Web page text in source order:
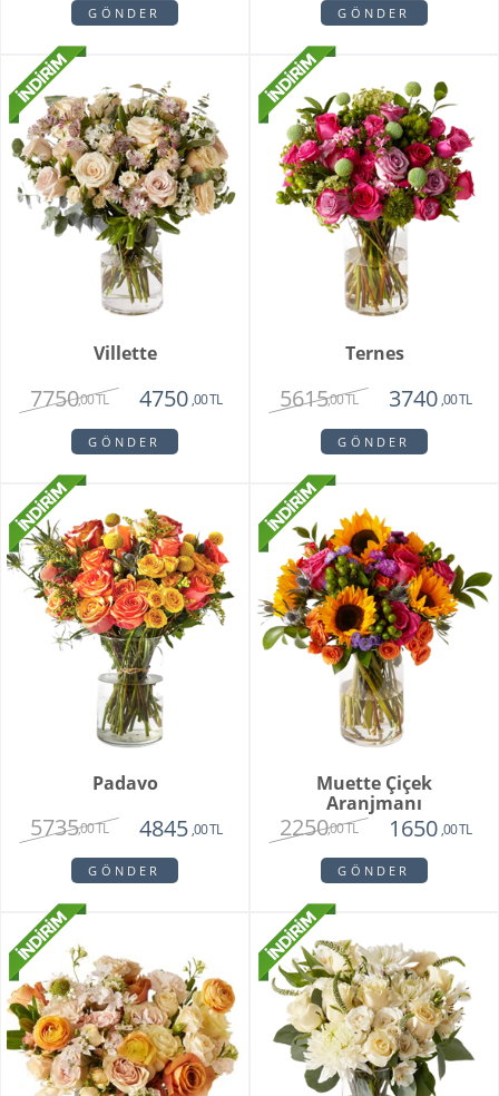
GÖNDER GÖNDER
Villette
7750,00 TL 4750,00 TL
GÖNDER
Ternes
5615,00 TL 3740,00 TL
GÖNDER
Padavo
5735,00 TL 4845 ,00 TL
GÖNDER
Muette Çiçek
Aranjmanı
2250,00 TL 1650 ,00 TL
GÖNDER